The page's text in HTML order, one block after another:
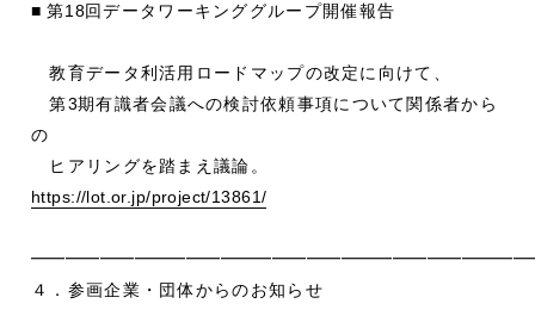
■ 第18回データワーキンググループ開催報告
教育データ利活用ロードマップの改定に向けて、
第3期有識者会議への検討依頼事項について関係者から
の
ヒアリングを踏まえ議論。
https://lot.or.jp/project/13861/
４．参画企業・団体からのお知らせ